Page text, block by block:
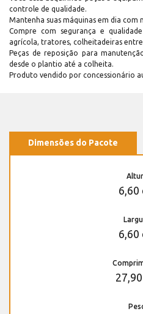
controle de qualidade.
Mantenha suas máquinas em dia com
Compre com segurança e
agrícola, tratores, colheitadeiras
Peças de reposição para
desde o plantio até a colheita.
Produto vendido por concessionário
Dimensões do Pacote
6,60
6,60